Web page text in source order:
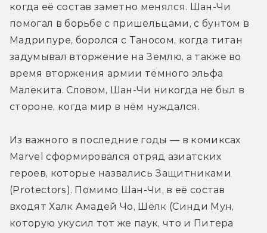
когда её состав заметно менялся. Шан-Чи
помогал в борьбе с пришельцами, с бунтом в
Мадрипуре, боролся с Таносом, когда титан
задумывал вторжение на Землю, а также во
время вторжения армии тёмного эльфа
Малекита. Словом, Шан-Чи никогда не был в
стороне, когда мир в нём нуждался.
Из важного в последние годы — в комиксах
Marvel сформировался отряд азиатских
героев, которые назвались Защитниками
(Protectors). Помимо Шан-Чи, в её состав
входят Халк Амадей Чо, Шёлк (Синди Мун,
которую укусил тот же паук, что и Питера